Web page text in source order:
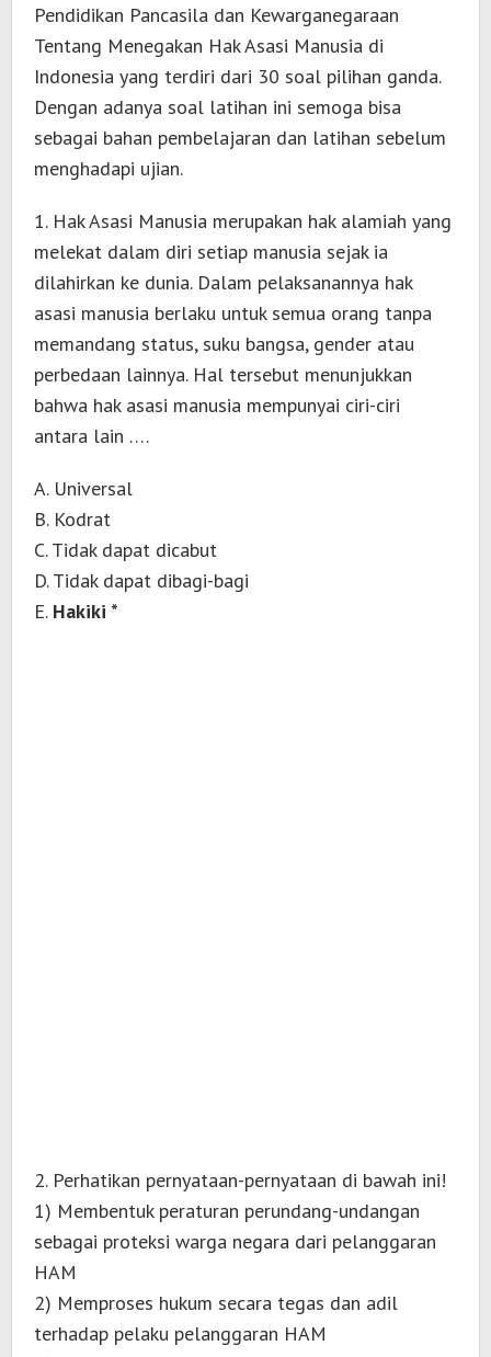
Pendidikan Pancasila dan Kewarganegaraan
Tentang Menegakan Hak Asasi Manusia di
Indonesia yang terdiri dari 30 soal pilihan ganda.
Dengan adanya soal latihan ini semoga bisa
sebagai bahan pembelajaran dan latihan sebelum
menghadapi ujian.
1. Hak Asasi Manusia merupakan hak alamiah yang
melekat dalam diri setiap manusia sejak ia
dilahirkan ke dunia. Dalam pelaksanannya hak
asasi manusia berlaku untuk semua orang tanpa
memandang status, suku bangsa, gender atau
perbedaan lainnya. Hal tersebut menunjukkan
bahwa hak asasi manusia mempunyai ciri-ciri
antara lain ….
A. Universal
B. Kodrat
C. Tidak dapat dicabut
D. Tidak dapat dibagi-bagi
E. Hakiki *
2. Perhatikan pernyataan-pernyataan di bawah ini!
1) Membentuk peraturan perundang-undangan
sebagai proteksi warga negara dari pelanggaran
HAM
2) Memproses hukum secara tegas dan adil
terhadap pelaku pelanggaran HAM